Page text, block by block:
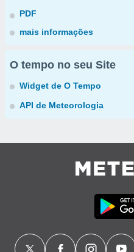
PDF
mais informações
O tempo no seu Site
Widget de O Tempo
API de Meteorologia